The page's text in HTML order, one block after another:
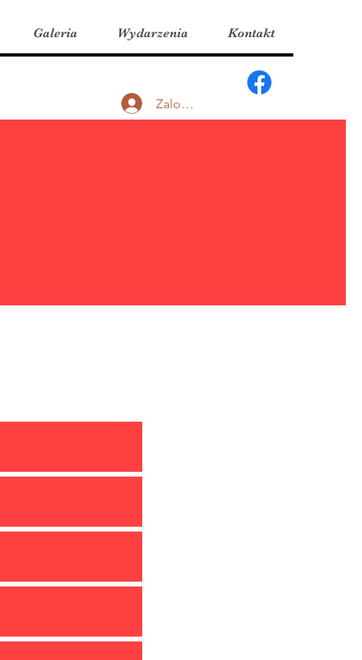
Galeria Wydarzenia Kontakt
Zaloguj się